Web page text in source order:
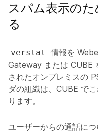
スパム表示の
る
verstat 情報を
Gateway または CUBE
されたオンプレミスの
ダの組織は、CUBE で
ります。
ユーザーからの通話に